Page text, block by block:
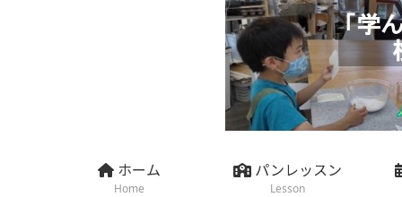
ホーム
Home
パンレッスン
Lesson